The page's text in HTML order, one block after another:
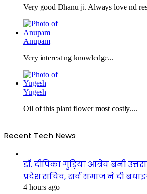
Very good Dhanu ji. Always love nd
Anupam
Very interesting knowledge...
Yugesh
Oil of this plant flower most costly....
Recent Tech News
डॉ. दीपिका गुड़िया आत्रेय बनीं
प्रदेश सचिव, सर्व समाज ने दी
4 hours ago